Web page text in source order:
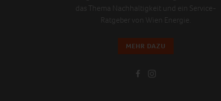
das Thema Nachhaltigkeit und ein Service-
Ratgeber von Wien Energie.
MEHR DAZU